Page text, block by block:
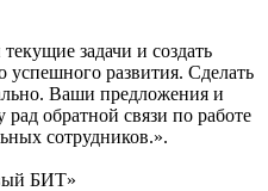
задачи и создать
развития. Сделать
Ваши предложения и
обратной связи по работе
сотрудников.».
БИТ»